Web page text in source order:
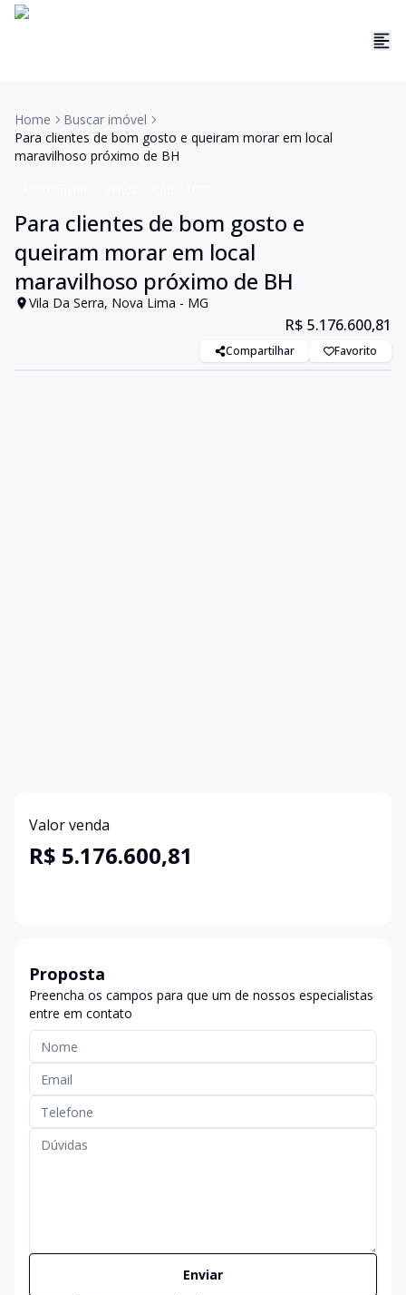
Home
Buscar imóvel
Para clientes de bom gosto e queiram morar em local
maravilhoso próximo de BH
Para clientes de bom gosto e
queiram morar em local
maravilhoso próximo de BH
Vila Da Serra, Nova Lima - MG
R$ 5.176.600,81
Compartilhar Favorito
Valor venda
R$ 5.176.600,81
Proposta
Preencha os campos para que um de nossos especialistas
entre em contato
Enviar